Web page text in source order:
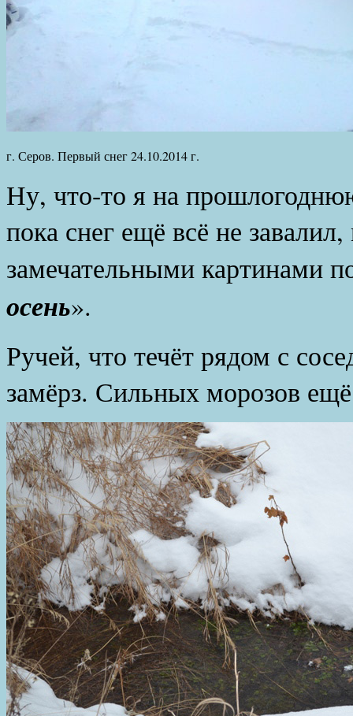
г. Серов. Первый снег 24.10.2014 г.
Ну, что-то я на
пока снег ещё всё не
замечательными картинами
осень».
Ручей, что течёт рядом с
замёрз. Сильных морозов